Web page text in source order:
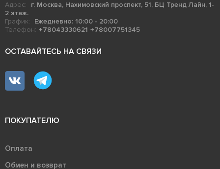
Адрес:
г. Москва, Нахимовский проспект, 51, БЦ Тренд Лайн, 1-
2 этаж.
График:
Ежедневно: 10:00 - 20:00
Телефон: +78043330621 +78007751345
ОСТАВАЙТЕСЬ НА СВЯЗИ
ПОКУПАТЕЛЮ
Оплата
Обмен и возврат